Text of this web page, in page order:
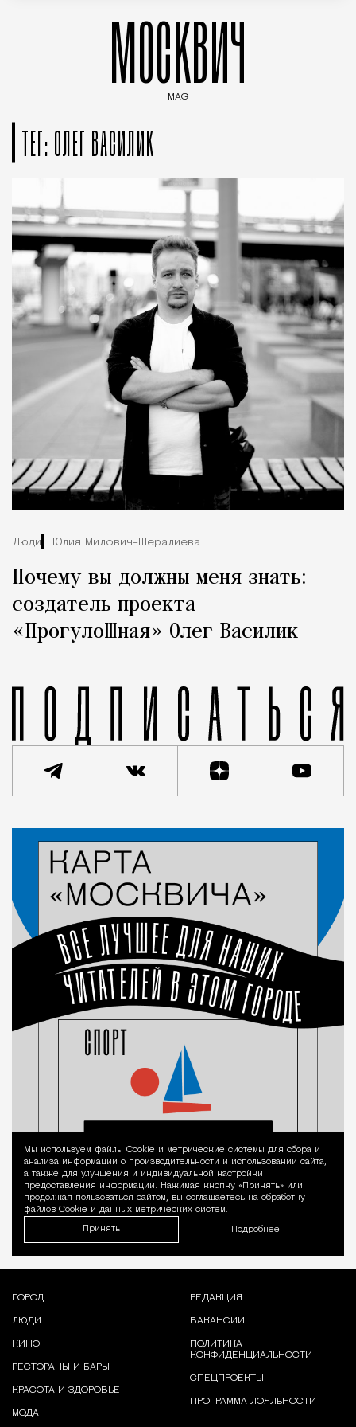
МОСКВИЧ
MAG
ТЕГ: ОЛЕГ ВАСИЛИК
Люди Юлия Милович-Шералиева
Почему вы должны меня знать:
создатель проекта
«ПрогулоШная» Олег Василик
Уведомление
Мы используем файлы Сookie и метрические системы для сбора и
анализа информации о производительности и использовании сайта,
а также для улучшения и индивидуальной настройки
предоставления информации. Нажимая кнопку «Принять» или
продолжая пользоваться сайтом, вы соглашаетесь на обработку
файлов Cookie и данных метрических систем.
Принять Подробнее
ГОРОД
ЛЮДИ
КИНО
РЕСТОРАНЫ И БАРЫ
КРАСОТА И ЗДОРОВЬЕ
МОДА
РЕДАКЦИЯ
ВАКАНСИИ
ПОЛИТИКА
КОНФИДЕНЦИАЛЬНОСТИ
СПЕЦПРОЕКТЫ
ПРОГРАММА ЛОЯЛЬНОСТИ